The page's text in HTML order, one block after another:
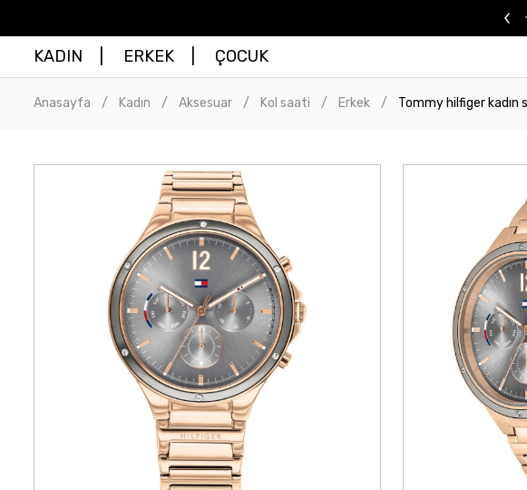
KADIN ERKEK ÇOCUK
Anasayfa / Kadın / Aksesuar / Kol saati / Erkek / Tommy hilfiger kadın